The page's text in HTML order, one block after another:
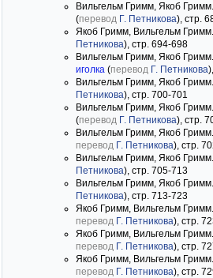
Вильгельм Гримм, Якоб Гримм.
(перевод Г. Петникова), стр.
Якоб Гримм, Вильгельм Гримм.
Петникова), стр. 694-698
Вильгельм Гримм, Якоб Гримм.
иголка (перевод Г. Петникова
Вильгельм Гримм, Якоб Гримм.
Петникова), стр. 700-701
Вильгельм Гримм, Якоб Гримм.
(перевод Г. Петникова), стр.
Вильгельм Гримм, Якоб Гримм.
перевод Г. Петникова), стр.
Вильгельм Гримм, Якоб Гримм.
Петникова), стр. 705-713
Вильгельм Гримм, Якоб Гримм.
Петникова), стр. 713-723
Якоб Гримм, Вильгельм Гримм.
перевод Г. Петникова), стр.
Якоб Гримм, Вильгельм Гримм.
перевод Г. Петникова), стр.
Якоб Гримм, Вильгельм Гримм.
перевод Г. Петникова), стр.